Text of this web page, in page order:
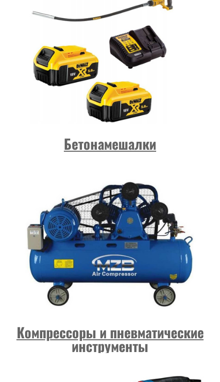
Бетонамешалки
Компрессоры и пневматические
инструменты